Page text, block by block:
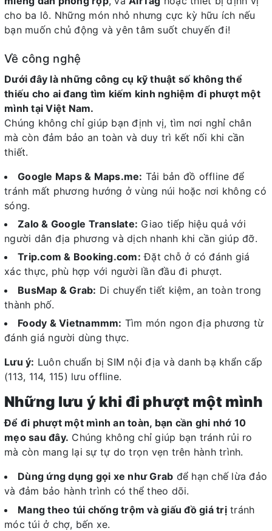
cho ba lô. Những món nhỏ nhưng cực kỳ hữu ích nếu
bạn muốn chủ động và yên tâm suốt chuyến đi!
Về công nghệ
Dưới đây là những công cụ kỹ thuật số không thể
thiếu cho ai đang tìm kiếm kinh nghiệm đi phượt một
mình tại Việt Nam.
Chúng không chỉ giúp bạn định vị, tìm nơi nghỉ chân
mà còn đảm bảo an toàn và duy trì kết nối khi cần
thiết.
Google Maps & Maps.me: Tải bản đồ offline để
tránh mất phương hướng ở vùng núi hoặc nơi không có
sóng.
Zalo & Google Translate: Giao tiếp hiệu quả với
người dân địa phương và dịch nhanh khi cần giúp đỡ.
Trip.com & Booking.com: Đặt chỗ ở có đánh giá
xác thực, phù hợp với người lần đầu đi phượt.
BusMap & Grab: Di chuyển tiết kiệm, an toàn trong
thành phố.
Foody & Vietnammm: Tìm món ngon địa phương từ
đánh giá người dùng thực.
Lưu ý: Luôn chuẩn bị SIM nội địa và danh bạ khẩn cấp
(113, 114, 115) lưu offline.
Những lưu ý khi đi phượt một mình
Để đi phượt một mình an toàn, bạn cần ghi nhớ 10
mẹo sau đây. Chúng không chỉ giúp bạn tránh rủi ro
mà còn mang lại sự tự do trọn vẹn trên hành trình.
Dùng ứng dụng gọi xe như Grab để hạn chế lừa đảo
và đảm bảo hành trình có thể theo dõi.
Mang theo túi chống trộm và giấu đồ giá trịtránh
móc túi ở chợ, bến xe.